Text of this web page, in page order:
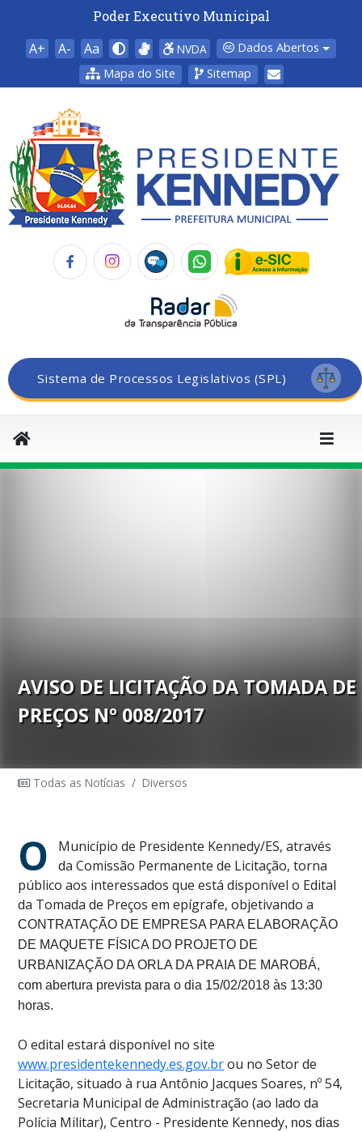
Poder Executivo Municipal
A+ A- Aa NVDA
Dados Abertos
Mapa do Site
Sitemap
Sistema de Processos Legislativos (SPL)
AVISO DE LICITAÇÃO DA TOMADA DE
PREÇOS Nº 008/2017
Todas as Notícias / Diversos
O
Município de Presidente Kennedy/ES, através
da Comissão Permanente de Licitação, torna
público aos interessados que está disponível o Edital
da Tomada de Preços em epígrafe, objetivando a
CONTRATAÇÃO DE EMPRESA PARA ELABORAÇÃO
DE MAQUETE FÍSICA DO PROJETO DE
URBANIZAÇÃO DA ORLA DA PRAIA DE MAROBÁ,
com abertura prevista para o dia 15/02/2018 às 13:30
horas.
O edital estará disponível no site
www.presidentekennedy.es.gov.brou no Setor de
Licitação,situado à rua Antônio Jacques Soares, nº 54,
Secretaria Municipal de Administração (ao lado da
Polícia Militar), Centro - Presidente Kennedy, nos dias